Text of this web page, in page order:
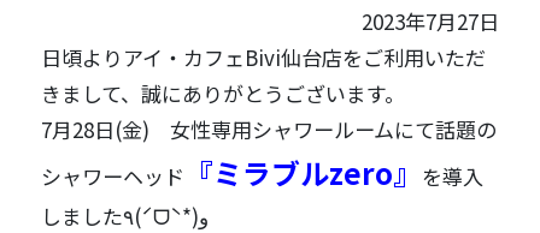
2023年7月27日
日頃よりアイ・カフェBivi仙台店をご利用いただ
きまして、誠にありがとうございます。
7月28日(金) 女性専用シャワールームにて話題の
シャワーヘッド
『ミラブルzero』 を導入
しました٩(ˊᗜˋ*)و